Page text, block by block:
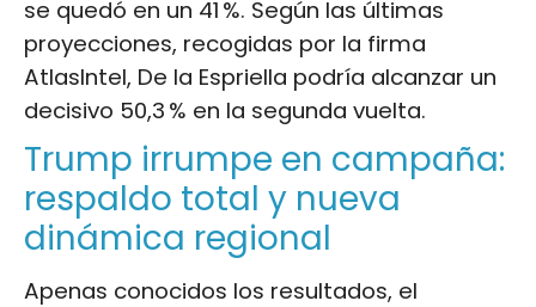
se quedó en un 41 %. Según las últimas
proyecciones, recogidas por la firma
AtlasIntel, De la Espriella podría alcanzar un
decisivo 50,3 % en la segunda vuelta.
Trump irrumpe en campaña:
respaldo total y nueva
dinámica regional
Apenas conocidos los resultados, el